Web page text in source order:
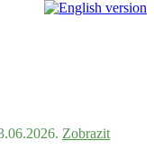
Zobrazit